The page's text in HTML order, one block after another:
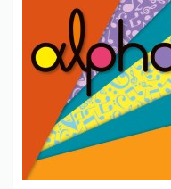
Only play at Joo casino
amount on your credits!